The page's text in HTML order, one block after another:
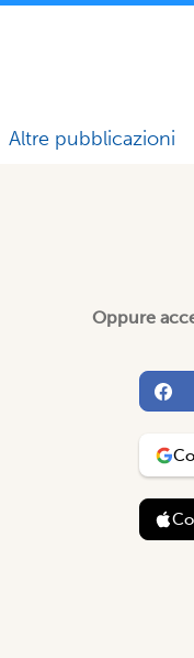
Altre pubblicazioni
Oppure